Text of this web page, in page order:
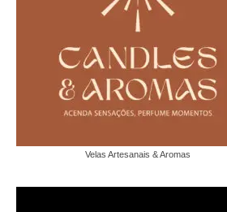
Velas Artesanais & Aromas